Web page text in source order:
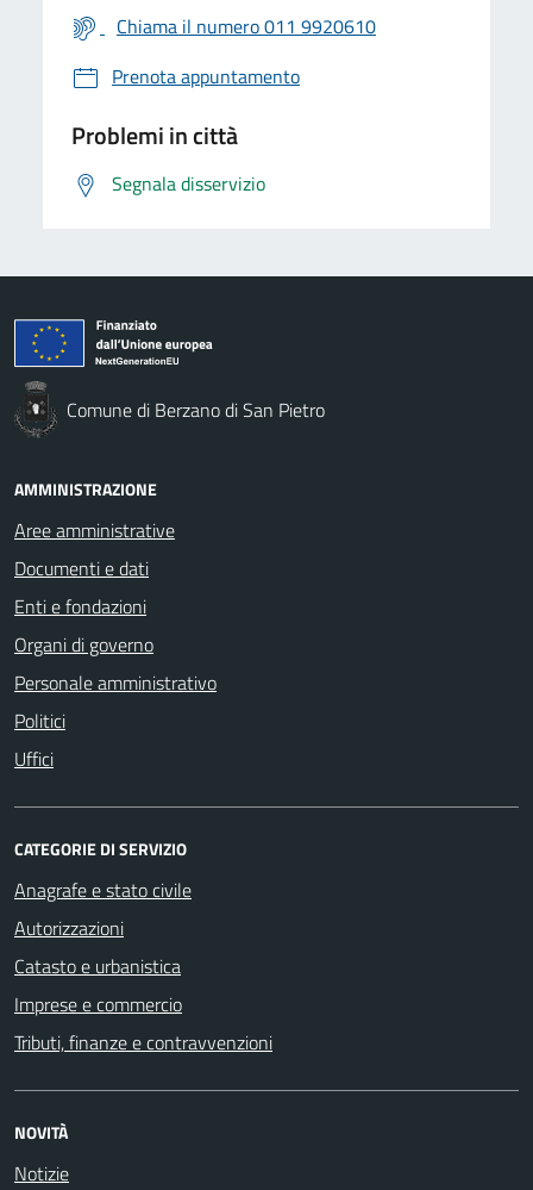
Chiama il numero 011 9920610
Prenota appuntamento
Problemi in città
Segnala disservizio
Comune di Berzano di San Pietro
AMMINISTRAZIONE
Aree amministrative
Documenti e dati
Enti e fondazioni
Organi di governo
Personale amministrativo
Politici
Uffici
CATEGORIE DI SERVIZIO
Anagrafe e stato civile
Autorizzazioni
Catasto e urbanistica
Imprese e commercio
Tributi, finanze e contravvenzioni
NOVITÀ
Notizie